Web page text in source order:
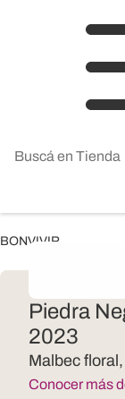
BONVIVIR
Piedra
2023
Malbec
Conocer más